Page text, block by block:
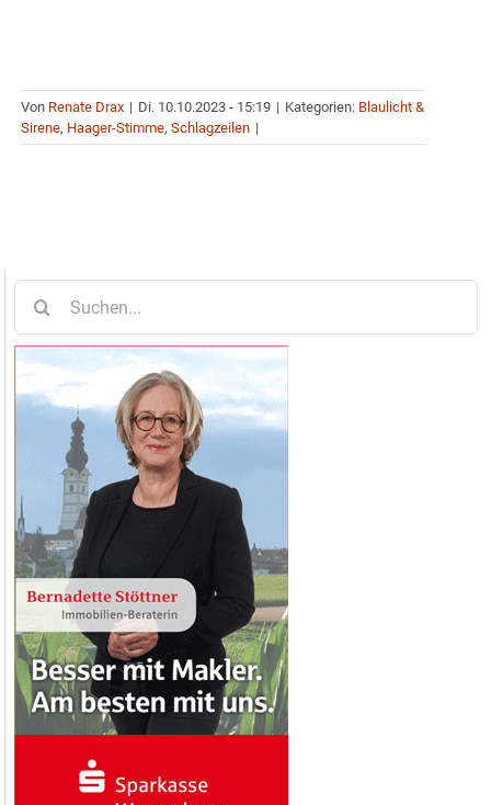
Von Renate Drax | Di. 10.10.2023 - 15:19 | Kategorien: Blaulicht &
Sirene, Haager-Stimme, Schlagzeilen |
nach: